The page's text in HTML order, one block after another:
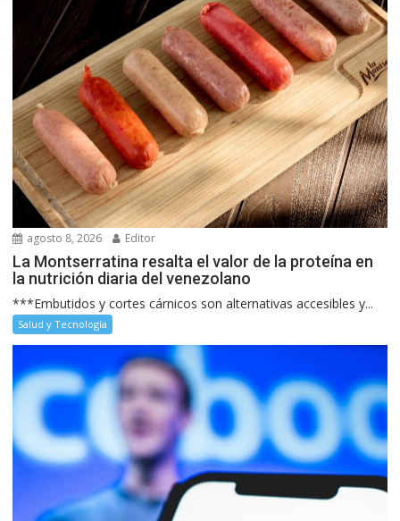
agosto 8, 2026 Editor
La Montserratina resalta el valor de la proteína en
la nutrición diaria del venezolano
***Embutidos y cortes cárnicos son alternativas accesibles y...
Salud y Tecnología